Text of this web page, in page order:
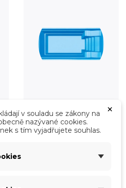
Prohlédnout
×
v souladu se zákony na
nazývané cookies.
s tím vyjadřujete souhlas.